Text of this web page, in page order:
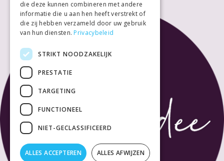
die deze kunnen combineren met andere
informatie die u aan hen heeft verstrekt of
die zij hebben verzameld door uw gebruik
van hun diensten. Privacybeleid
STRIKT NOODZAKELIJK
PRESTATIE
TARGETING
FUNCTIONEEL
NIET-GECLASSIFICEERD
ALLES ACCEPTEREN ALLES AFWIJZEN